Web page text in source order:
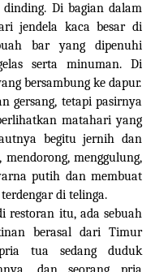
Di bagian dalam
jendela kaca besar di
bar yang dipenuhi
serta minuman. Di
bersambung ke dapur.
tetapi pasirnya
matahari yang
begitu jernih dan
menggulung,
putih dan membuat
di telinga.
itu, ada sebuah
berasal dari Timur
tua sedang duduk